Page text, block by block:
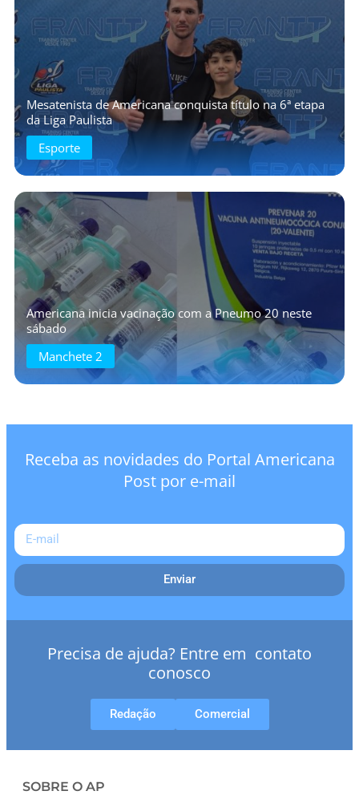
Mesatenista de Americana conquista título na 6ª etapa
da Liga Paulista
Esporte
Americana inicia vacinação com a Pneumo 20 neste
sábado
Manchete 2
Receba as novidades do Portal Americana
Post por e-mail
Enviar
Precisa de ajuda? Entre em contato
conosco
Redação Comercial
SOBRE O AP